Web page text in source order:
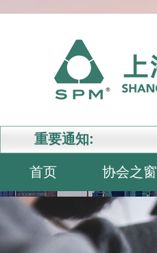
重要通知:
首页 协会之窗